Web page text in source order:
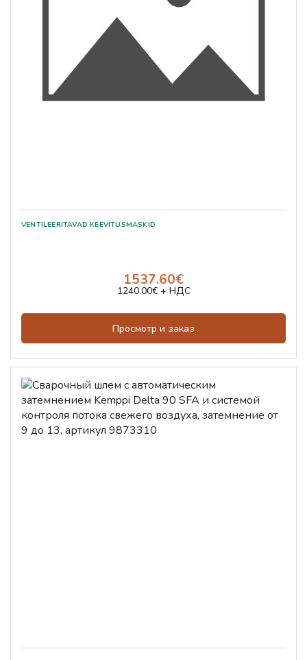
1537.60€
1240.00€ + НДС
Просмотр и заказ